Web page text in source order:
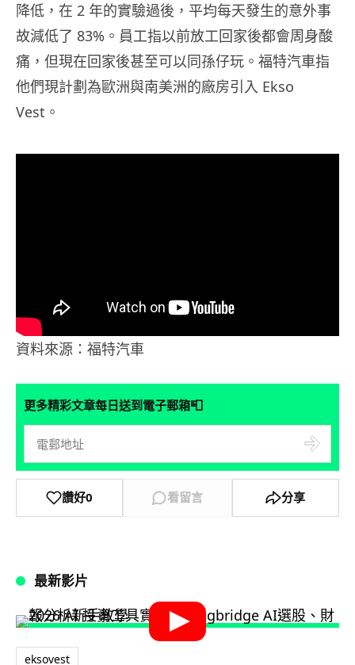
降低，在 2 年的實驗過後，平均每天發生的意外事
故減低了 83%。員工指以前放工回家後都會周身酸
痛，但現在回家後甚至可以同孫仔玩。福特汽車指
他們現計劃為歐洲與南美洲的廠房引入 Ekso
Vest。
資料來源：福特汽車
更多精彩文章每日送到電子郵箱📮
讚好0 看留言 分享
最新影片
eksovest